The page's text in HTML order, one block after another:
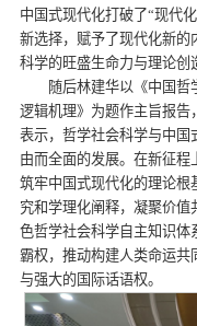
中国式现代化打破了“现代
新选择，赋予了现代化新的
科学的旺盛生命力与理论创
随后林建华以《中国
逻辑机理》为题作主旨报告
表示，哲学社会科学与中国
由而全面的发展。在新征程
筑牢中国式现代化的理论根
究和学理化阐释，凝聚价
色哲学社会科学自主知识体
霸权，推动构建人类命运共
与强大的国际话语权。